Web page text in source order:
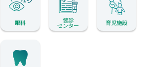
眼科 健診
センター 育児施設